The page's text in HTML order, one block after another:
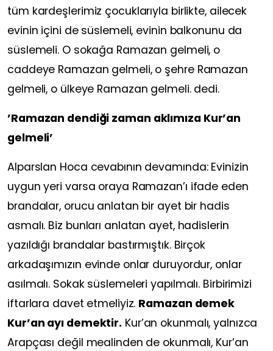
tüm kardeşlerimiz çocuklarıyla birlikte, ailecek
evinin içini de süslemeli, evinin balkonunu da
süslemeli. O sokağa Ramazan gelmeli, o
caddeye Ramazan gelmeli, o şehre Ramazan
gelmeli, o ülkeye Ramazan gelmeli. dedi.
’Ramazan dendiği zaman aklımıza Kur’an
gelmeli’
Alparslan Hoca cevabının devamında: Evinizin
uygun yeri varsa oraya Ramazan’ı ifade eden
brandalar, orucu anlatan bir ayet bir hadis
asmalı. Biz bunları anlatan ayet, hadislerin
yazıldığı brandalar bastırmıştık. Birçok
arkadaşımızın evinde onlar duruyordur, onlar
asılmalı. Sokak süslemeleri yapılmalı. Birbirimizi
iftarlara davet etmeliyiz. Ramazan demek
Kur’an ayı demektir. Kur’an okunmalı, yalnızca
Arapçası değil mealinden de okunmalı, Kur’an